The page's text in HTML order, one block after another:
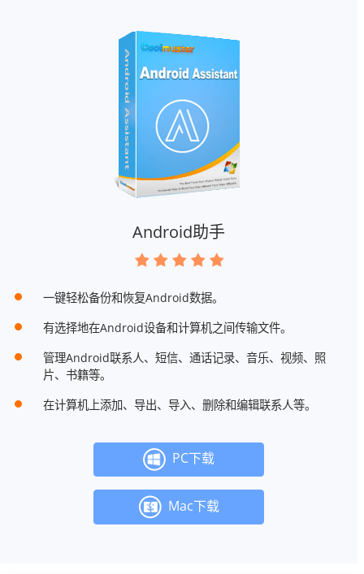
Android助手
一键轻松备份和恢复Android数据。
有选择地在Android设备和计算机之间传输文件。
管理Android联系人、短信、通话记录、音乐、视频、照
片、书籍等。
在计算机上添加、导出、导入、删除和编辑联系人等。
PC下载
Mac下载